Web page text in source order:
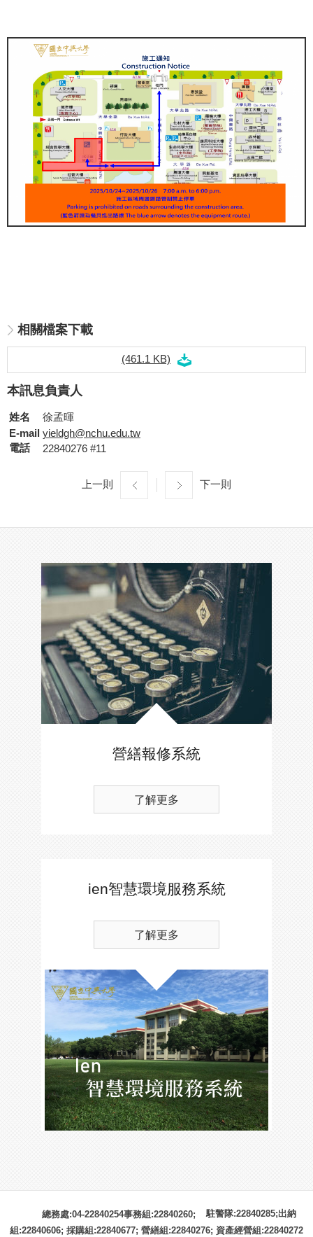
相關檔案下載
(461.1 KB)
本訊息負責人
姓名
徐孟暉
E-mail yieldgh@nchu.edu.tw
電話
22840276 #11
上一則 下一則
營繕報修系統
了解更多
ien智慧環境服務系統
了解更多
總務處:04-22840254事務組:22840260;
駐警隊:22840285;出納
組:22840606; 採購組:22840677; 營繕組:22840276; 資產經營組:22840272